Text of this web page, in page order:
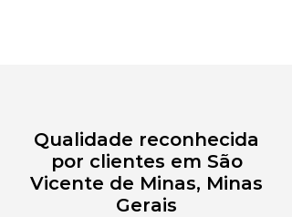
Qualidade reconhecida
por clientes em São
Vicente de Minas, Minas
Gerais